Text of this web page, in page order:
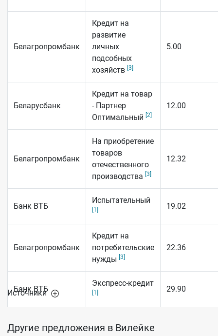
Белагропромбанк
Кредит на
развитие
личных
подсобных
хозяйств [3]
5.00
Беларусбанк
Кредит на товар
- Партнер
Оптимальный [2]
12.00
Белагропромбанк
На приобретение
товаров
отечественного
производства [3]
12.32
Банк ВТБ
Испытательный
[1] 19.02
Белагропромбанк
Кредит на
потребительские
нужды [3]
22.36
Банк ВТБ
Экспресс-кредит
[1] 29.90
Источники
Другие предложения в Вилейке